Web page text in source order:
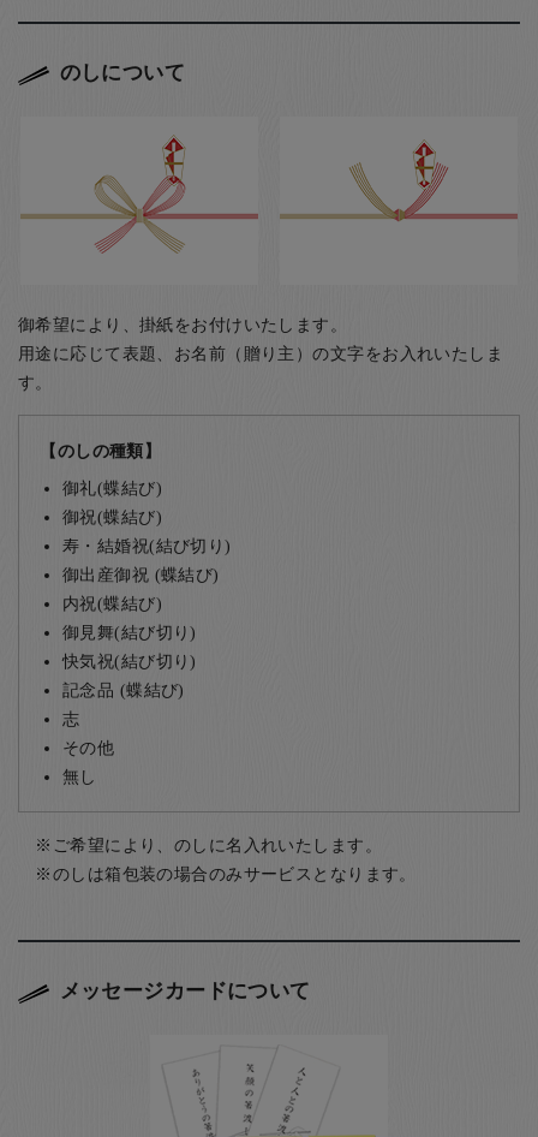
のしについて
御希望により、掛紙をお付けいたします。
用途に応じて表題、お名前（贈り主）の文字をお入れいたしま
す。
【のしの種類】
御礼(蝶結び)
御祝(蝶結び)
寿・結婚祝(結び切り)
御出産御祝 (蝶結び)
内祝(蝶結び)
御見舞(結び切り)
快気祝(結び切り)
記念品 (蝶結び)
志
その他
無し
ご希望により、のしに名入れいたします。
のしは箱包装の場合のみサービスとなります。
メッセージカードについて